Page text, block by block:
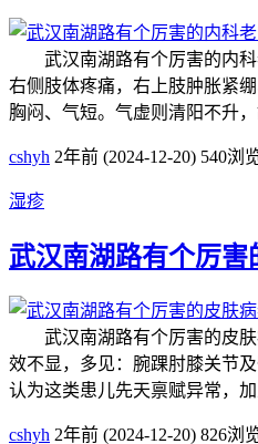
武汉南湖路有个厉害的内科
右侧肢体疼痛，右上肢肿胀紧
胸闷、气短。气虚则清阳不升
cshyh 2年前 (2024-12-20) 540浏
湿疹
武汉南湖路有个厉害
武汉南湖路有个厉害的皮肤
效不显，多见：腕踝肘膝关节
认为这类患儿先天禀赋异常，
cshyh 2年前 (2024-12-20) 826浏